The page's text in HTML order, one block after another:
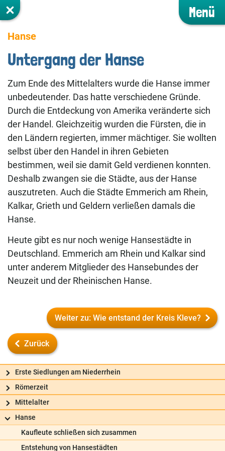
Menü
Hanse
Untergang der Hanse
Zum Ende des Mittelalters wurde die Hanse immer
unbedeutender. Das hatte verschiedene Gründe.
Durch die Entdeckung von Amerika veränderte sich
der Handel. Gleichzeitig wurden die Fürsten, die in
den Ländern regierten, immer mächtiger. Sie wollten
selbst über den Handel in ihren Gebieten
bestimmen, weil sie damit Geld verdienen konnten.
Deshalb zwangen sie die Städte, aus der Hanse
auszutreten. Auch die Städte Emmerich am Rhein,
Kalkar, Grieth und Geldern verließen damals die
Hanse.
Heute gibt es nur noch wenige Hansestädte in
Deutschland. Emmerich am Rhein und Kalkar sind
unter anderem Mitglieder des Hansebundes der
Neuzeit und der Rheinischen Hanse.
Zurück
Weiter zu: Wie entstand der Kreis Kleve?
Erste Siedlungen am Niederrhein
Römerzeit
Mittelalter
Hanse
Kaufleute schließen sich zusammen
Entstehung von Hansestädten